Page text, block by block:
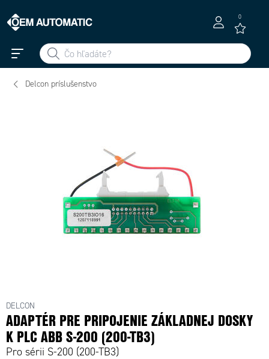
0
Delcon príslušenstvo
DELCON
ADAPTÉR PRE PRIPOJENIE ZÁKLADNEJ DOSKY
K PLC ABB S-200 (200-TB3)
Pro sérii S-200 (200-TB3)